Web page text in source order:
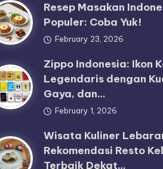
Resep Masakan
Populer: Coba Yuk!
February 23, 2026
Zippo Indonesia: Ikon
Legendaris dengan
Gaya, dan…
February 1, 2026
Wisata Kuliner
Rekomendasi Resto
Terbaik Dekat…